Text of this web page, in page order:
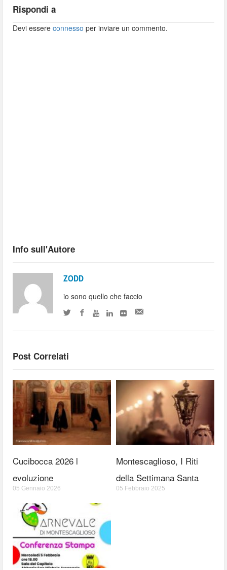
Rispondi a
Devi essereconnesso per inviare un commento.
Info sull'Autore
ZODD
io sono quello che faccio
Post Correlati
Cucibocca 2026 l
evoluzione
05 Gennaio 2026
Montescaglioso, I Riti
della Settimana Santa
05 Febbraio 2025